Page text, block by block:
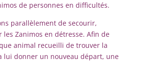
de personnes en difficultés.
parallèlement de secourir,
les Zanimos en détresse. Afin de
animal recueilli de trouver la
lui donner un nouveau départ, une